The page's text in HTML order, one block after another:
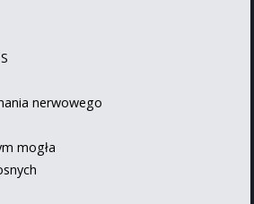
nerwowego
mogła